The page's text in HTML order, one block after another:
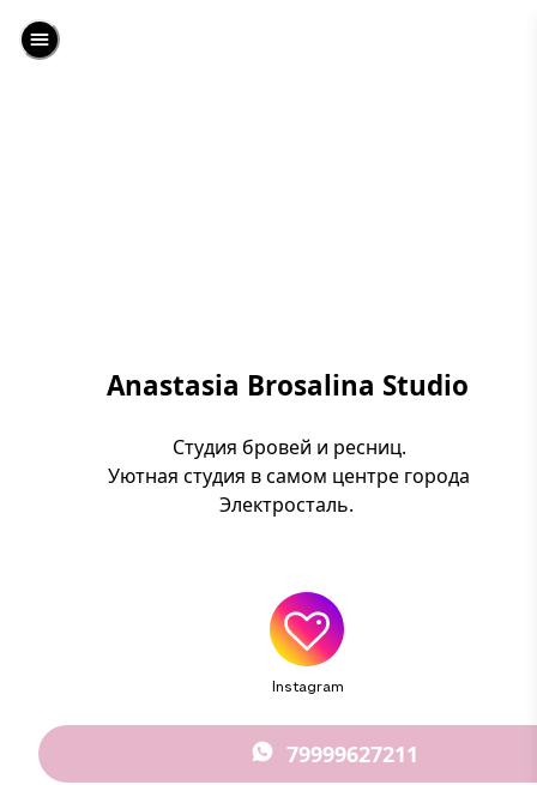
Anastasia Brosalina Studio
Cтудия бровей и ресниц.
Уютная студия в самом центре города
Электросталь.
Instagram
79999627211